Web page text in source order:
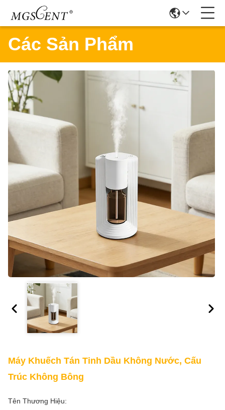
Các Sản Phẩm
Máy Khuếch Tán Tinh Dầu Không Nước, Cấu
Trúc Không Bông
Tên Thương Hiệu: